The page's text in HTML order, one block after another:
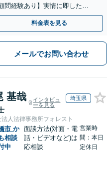
問経験あり】実情に即したア
決を目指します。
料金表を見る
メールでお問い合わせ
基哉
インタビュ
ーを見る
埼玉県
人法律事務所フォレスト
市 か
相談
中
面談方法(対面・電
話・ビデオなど)は
応相談
営業時
間：本日
定休日